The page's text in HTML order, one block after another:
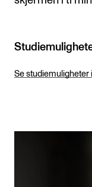
Se studiemuligheter